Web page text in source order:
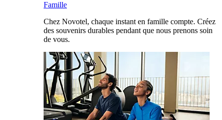
Famille
Chez Novotel, chaque instant en famille compte. Créez
des souvenirs durables pendant que nous prenons soin
de vous.